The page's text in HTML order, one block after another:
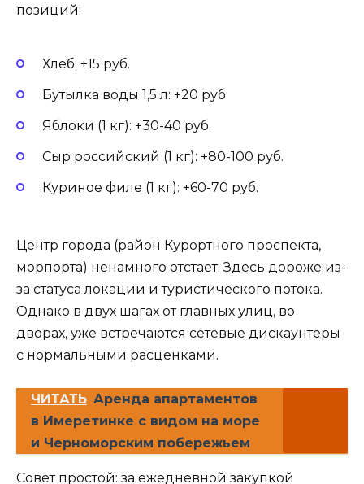
позиций:
Хлеб: +15 руб.
Бутылка воды 1,5 л: +20 руб.
Яблоки (1 кг): +30-40 руб.
Сыр российский (1 кг): +80-100 руб.
Куриное филе (1 кг): +60-70 руб.
Центр города (район Курортного проспекта,
морпорта) ненамного отстает. Здесь дороже из-
за статуса локации и туристического потока.
Однако в двух шагах от главных улиц, во
дворах, уже встречаются сетевые дискаунтеры
с нормальными расценками.
ЧИТАТЬ Аренда апартаментов
в Имеретинке с видом на море
и Черноморским побережьем
Совет простой: за ежедневной закупкой